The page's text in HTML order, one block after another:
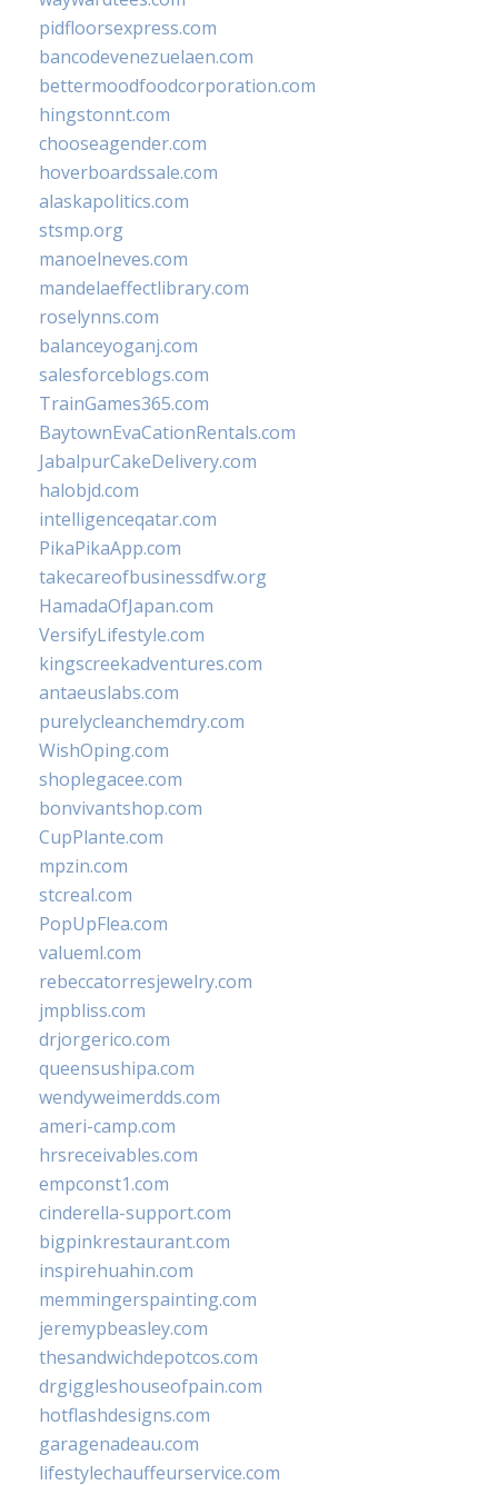
pidfloorsexpress.com
bancodevenezuelaen.com
bettermoodfoodcorporation.com
hingstonnt.com
chooseagender.com
hoverboardssale.com
alaskapolitics.com
stsmp.org
manoelneves.com
mandelaeffectlibrary.com
roselynns.com
balanceyoganj.com
salesforceblogs.com
TrainGames365.com
BaytownEvaCationRentals.com
JabalpurCakeDelivery.com
halobjd.com
intelligenceqatar.com
PikaPikaApp.com
takecareofbusinessdfw.org
HamadaOfJapan.com
VersifyLifestyle.com
kingscreekadventures.com
antaeuslabs.com
purelycleanchemdry.com
WishOping.com
shoplegacee.com
bonvivantshop.com
CupPlante.com
mpzin.com
stcreal.com
PopUpFlea.com
valueml.com
rebeccatorresjewelry.com
jmpbliss.com
drjorgerico.com
queensushipa.com
wendyweimerdds.com
ameri-camp.com
hrsreceivables.com
empconst1.com
cinderella-support.com
bigpinkrestaurant.com
inspirehuahin.com
memmingerspainting.com
jeremypbeasley.com
thesandwichdepotcos.com
drgiggleshouseofpain.com
hotflashdesigns.com
garagenadeau.com
lifestylechauffeurservice.com